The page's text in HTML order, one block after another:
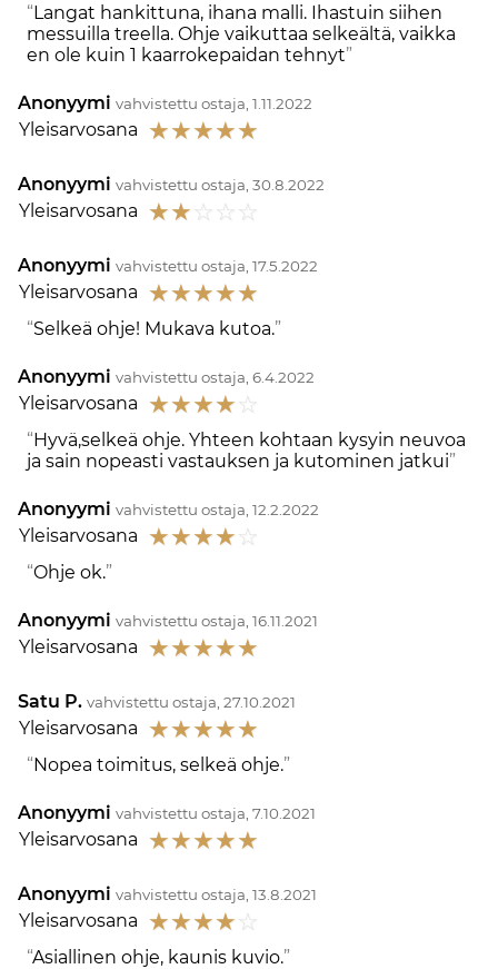
Langat hankittuna, ihana malli. Ihastuin siihen
messuilla treella. Ohje vaikuttaa selkeältä, vaikka
en ole kuin 1 kaarrokepaidan tehnyt
Anonyymi vahvistettu ostaja, 1.11.2022
Yleisarvosana ☆☆☆☆☆
Anonyymi vahvistettu ostaja, 30.8.2022
Yleisarvosana ☆☆☆ ☆ ☆
Anonyymi vahvistettu ostaja, 17.5.2022
Yleisarvosana ☆☆☆☆☆
Selkeä ohje! Mukava kutoa.
Anonyymi vahvistettu ostaja, 6.4.2022
Yleisarvosana ☆☆☆☆☆
Hyvä,selkeä ohje. Yhteen kohtaan kysyin neuvoa
ja sain nopeasti vastauksen ja kutominen jatkui
Anonyymi vahvistettu ostaja, 12.2.2022
Yleisarvosana ☆☆☆☆☆
Ohje ok.
Anonyymi vahvistettu ostaja, 16.11.2021
Yleisarvosana ☆☆☆☆☆
Satu P. vahvistettu ostaja, 27.10.2021
Yleisarvosana ☆☆☆☆☆
Nopea toimitus, selkeä ohje.
Anonyymi vahvistettu ostaja, 7.10.2021
Yleisarvosana ☆☆☆☆☆
Anonyymi vahvistettu ostaja, 13.8.2021
Yleisarvosana ☆☆☆☆☆
Asiallinen ohje, kaunis kuvio.